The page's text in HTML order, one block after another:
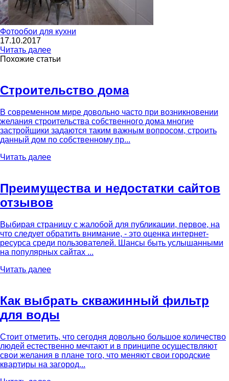
Фотообои для кухни
17.10.2017
Читать далее
Похожие статьи
Строительство дома
В современном мире довольно часто при возникновении
желания строительства собственного дома многие
застройщики задаются таким важным вопросом, строить
данный дом по собственному пр...
Читать далее
Преимущества и недостатки сайтов
отзывов
Выбирая страницу с жалобой для публикации, первое, на
что следует обратить внимание, - это оценка интернет-
ресурса среди пользователей. Шансы быть услышанными
на популярных сайтах ...
Читать далее
Как выбрать скважинный фильтр
для воды
Стоит отметить, что сегодня довольно большое количество
людей естественно мечтают и в принципе осуществляют
свои желания в плане того, что меняют свои городские
квартиры на загород...